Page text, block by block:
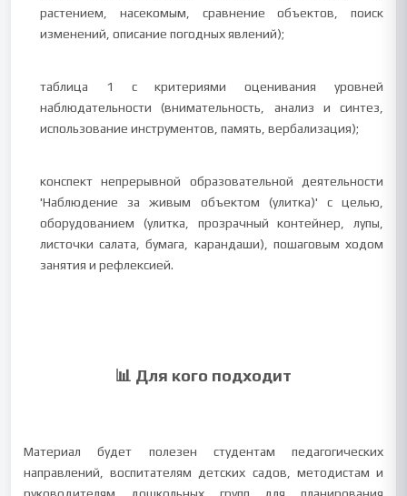
растением, насекомым, сравнение объектов, поиск
изменений, описание погодных явлений);
таблица 1 с критериями оценивания уровней
наблюдательности (внимательность, анализ и синтез,
использование инструментов, память, вербализация);
конспект непрерывной образовательной деятельности
'Наблюдение за живым объектом (улитка)' с целью,
оборудованием (улитка, прозрачный контейнер, лупы,
листочки салата, бумага, карандаши), пошаговым ходом
занятия и рефлексией.
📊 Для кого подходит
Материал будет полезен студентам педагогических
направлений, воспитателям детских садов, методистам и